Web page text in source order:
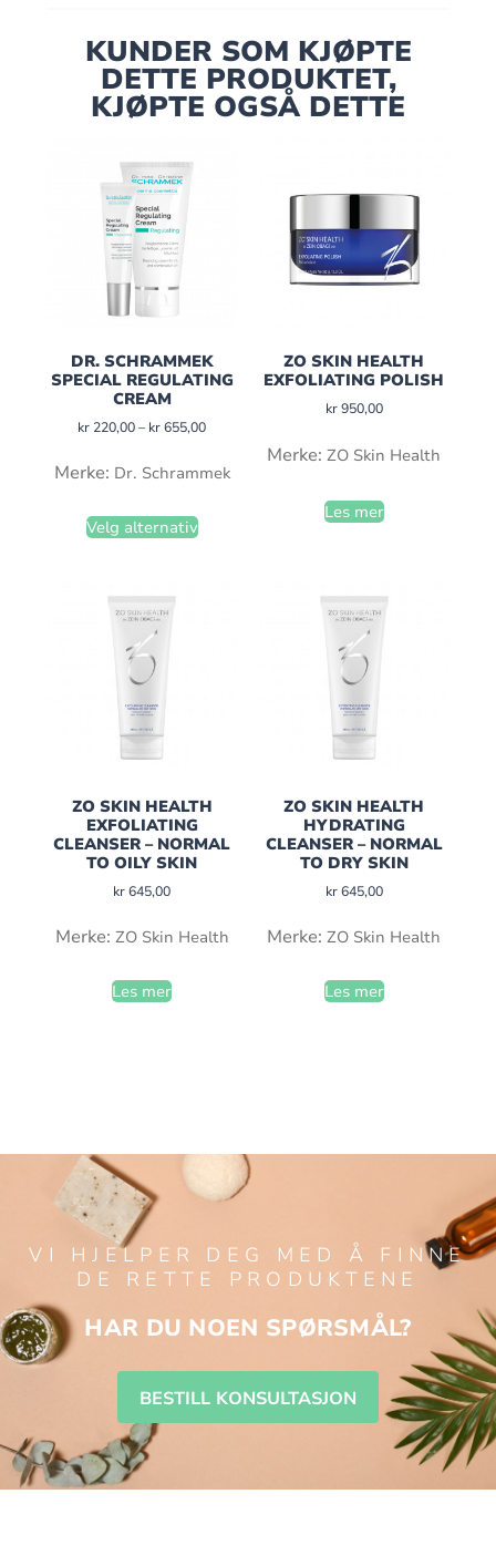
KUNDER SOM KJØPTE
DETTE PRODUKTET,
KJØPTE OGSÅ DETTE
DR. SCHRAMMEK
SPECIAL REGULATING
CREAM
kr 220,00– kr655,00
Merke: Dr. Schrammek
Velg alternativ
ZO SKIN HEALTH
EXFOLIATING POLISH
kr950,00
Merke:ZO Skin Health
Les mer
ZO SKIN HEALTH
EXFOLIATING
CLEANSER – NORMAL
TO OILY SKIN
kr645,00
Merke: ZO Skin Health
Les mer
ZO SKIN HEALTH
HYDRATING
CLEANSER – NORMAL
TO DRY SKIN
kr645,00
Merke:ZO Skin Health
Les mer
VI HJELPER DEG MED Å FINNE
DE RETTE PRODUKTENE
HAR DU NOEN SPØRSMÅL?
BESTILL KONSULTASJON